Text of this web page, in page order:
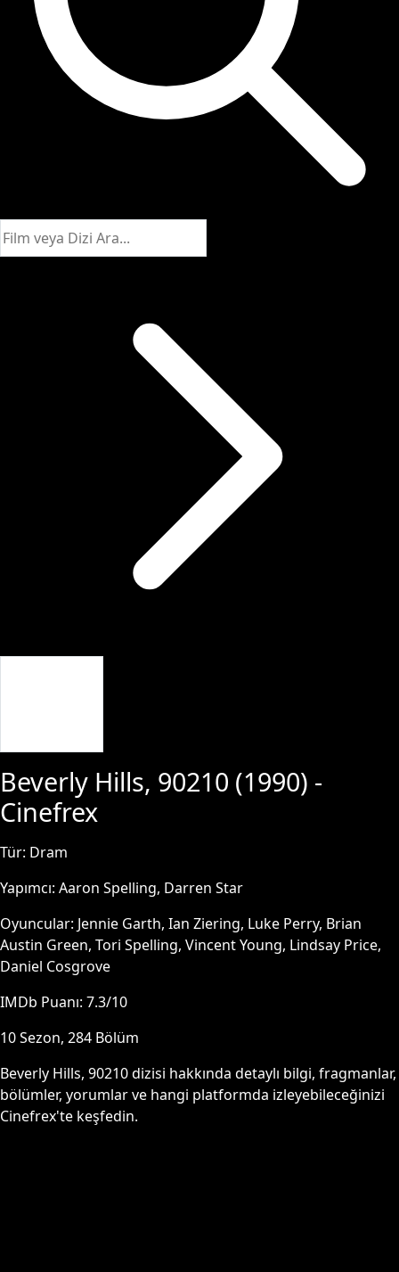
Beverly Hills, 90210 (1990) -
Cinefrex
Tür: Dram
Yapımcı: Aaron Spelling, Darren Star
Oyuncular: Jennie Garth, Ian Ziering, Luke Perry, Brian
Austin Green, Tori Spelling, Vincent Young, Lindsay Price,
Daniel Cosgrove
IMDb Puanı: 7.3/10
10Sezon, 284 Bölüm
Beverly Hills, 90210dizisi hakkında detaylı bilgi, fragmanlar,
bölümler, yorumlar ve hangi platformda izleyebileceğinizi
Cinefrex'te keşfedin.